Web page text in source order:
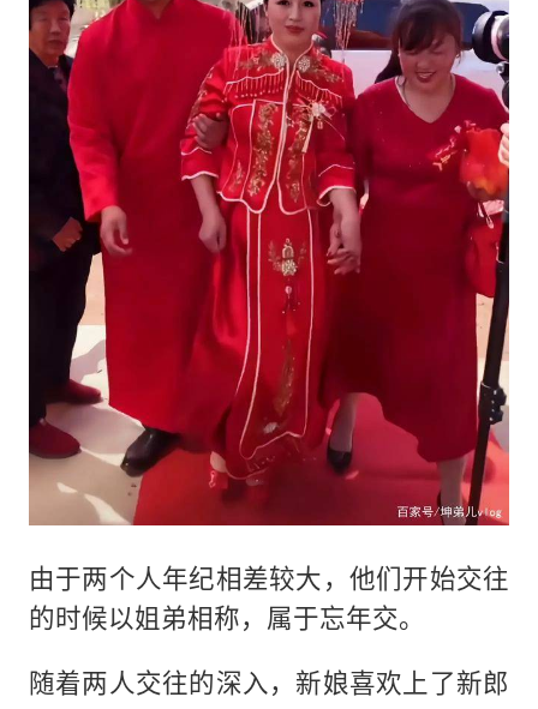
由于两个人年纪相差较大，他们开始交往
的时候以姐弟相称，属于忘年交。
随着两人交往的深入，新娘喜欢上了新郎